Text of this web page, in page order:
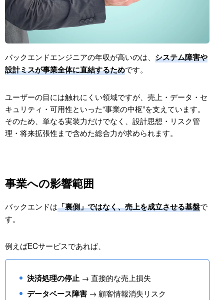
バックエンドエンジニアの年収が高いのは、 システム障害や
設計ミスが事業全体に直結するためです。
ユーザーの目には触れにくい領域ですが、売上・データ・セ
キュリティ・可用性といった“事業の中枢”を支えています。
そのため、単なる実装力だけでなく、設計思想・リスク管
理・将来拡張性まで含めた総合力が求められます。
事業への影響範囲
バックエンドは「裏側」ではなく、売上を成立させる基盤で
す。
例えばECサービスであれば、
決済処理の停止 → 直接的な売上損失
データベース障害 → 顧客情報消失リスク